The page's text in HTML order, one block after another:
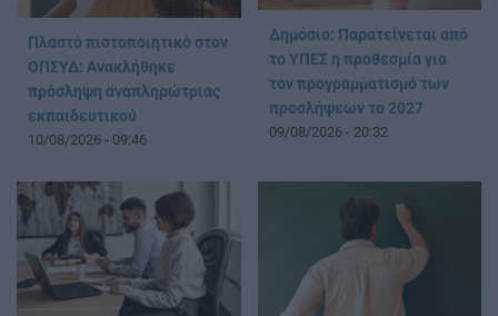
Πλαστό πιστοποιητικό στον
ΟΠΣΥΔ: Ανακλήθηκε
πρόσληψη αναπληρώτριας
εκπαιδευτικού
10/08/2026 - 09:46
Δημόσιο: Παρατείνεται από
το ΥΠΕΣ η προθεσμία για
τον προγραμματισμό των
προσλήψεων το 2027
09/08/2026 - 20:32